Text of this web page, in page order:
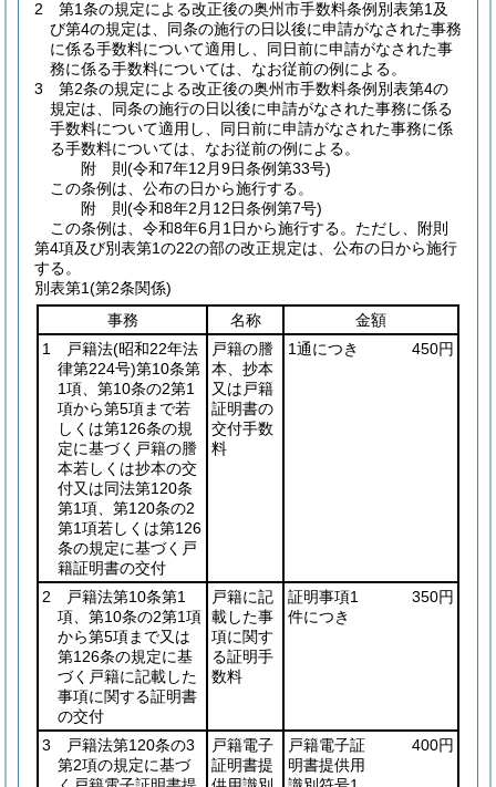
2
第1条の規定による改正後の奥州市手数料条例別表第1及
び第4の規定は、同条の施行の日以後に申請がなされた事務
に係る手数料について適用し、同日前に申請がなされた事
務に係る手数料については、なお従前の例による。
3
第2条の規定による改正後の奥州市手数料条例別表第4の
規定は、同条の施行の日以後に申請がなされた事務に係る
手数料について適用し、同日前に申請がなされた事務に係
る手数料については、なお従前の例による。
附 則(令和7年12月9日条例第33号)
この条例は、公布の日から施行する。
附 則(令和8年2月12日条例第7号)
この条例は、令和8年6月1日から施行する。 ただし、附則
第4項及び別表第1の22の部の改正規定は、公布の日から施行
する。
別表第1(第2条関係)
事務
名称
金額
1 戸籍法(昭和22年法
律第224号)第10条第
1項、第10条の2第1
項から第5項まで若
しくは第126条の規
定に基づく戸籍の謄
本若しくは抄本の交
付又は同法第120条
第1項、第120条の2
第1項若しくは第126
条の規定に基づく戸
籍証明書の交付
戸籍の謄
本、抄本
又は戸籍
証明書の
交付手数
料
1通につき 450円
2 戸籍法第10条第1
項、第10条の2第1項
から第5項まで又は
第126条の規定に基
づく戸籍に記載した
事項に関する証明書
の交付
戸籍に記
載した事
項に関す
る証明手
数料
証明事項1
件につき
350円
3 戸籍法第120条の3
第2項の規定に基づ
戸籍電子
証明書提
戸籍電子証
明書提供用
400円